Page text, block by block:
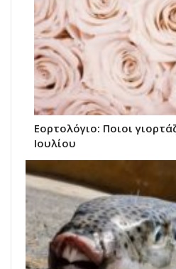
Εορτολόγιο: Ποιοι
Ιουλίου